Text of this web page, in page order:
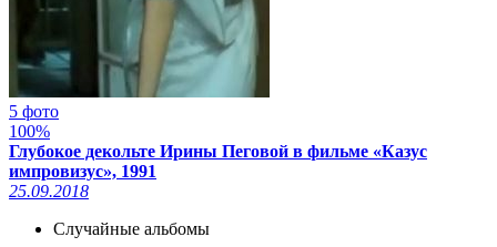
5 фото
100%
Глубокое декольте Ирины Пеговой в фильме «Казус
импровизус», 1991
25.09.2018
Случайные альбомы